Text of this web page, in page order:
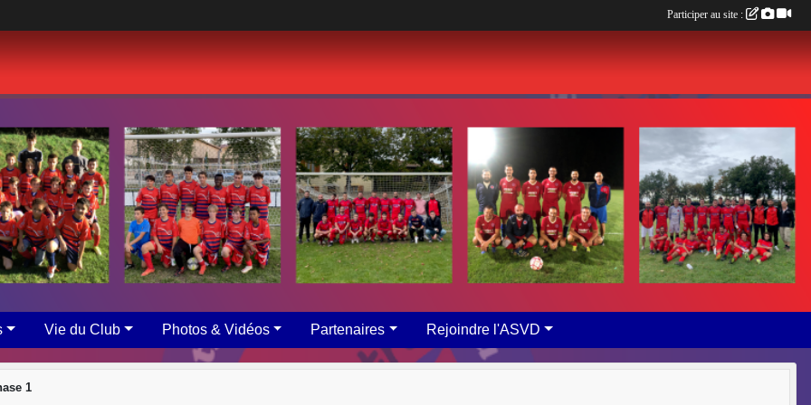
Vie du Club Photos & Vidéos Partenaires Rejoindre l'ASVD
1
Participer au site :